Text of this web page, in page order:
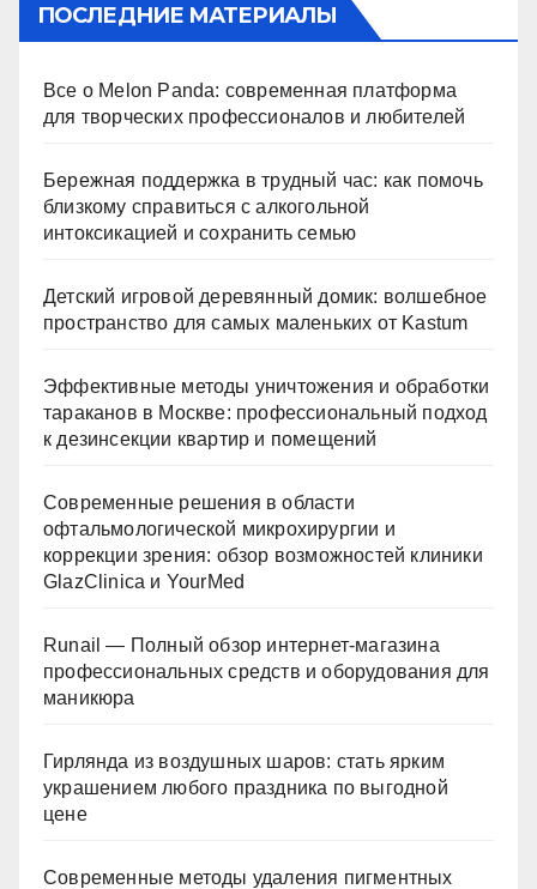
ПОСЛЕДНИЕ МАТЕРИАЛЫ
Все о Melon Panda: современная платформа
для творческих профессионалов и любителей
Бережная поддержка в трудный час: как помочь
близкому справиться с алкогольной
интоксикацией и сохранить семью
Детский игровой деревянный домик: волшебное
пространство для самых маленьких от Kastum
Эффективные методы уничтожения и обработки
тараканов в Москве: профессиональный подход
к дезинсекции квартир и помещений
Современные решения в области
офтальмологической микрохирургии и
коррекции зрения: обзор возможностей клиники
GlazClinica и YourMed
Runail — Полный обзор интернет-магазина
профессиональных средств и оборудования для
маникюра
Гирлянда из воздушных шаров: стать ярким
украшением любого праздника по выгодной
цене
Современные методы удаления пигментных